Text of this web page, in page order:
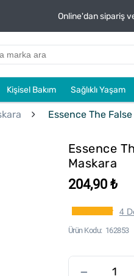
Online'dan sipariş
Kişisel Bakım Sağlıklı Yaşam
Essence The
Essence
Maskara
204,90 ₺
4
Ürün Kodu 162853
–